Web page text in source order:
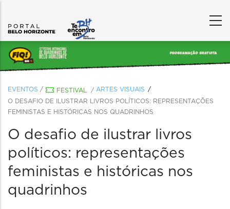
EVENTOS / FESTIVAL / ARTES VISUAIS
O DESAFIO DE ILUSTRAR LIVROS POLÍTICOS: REPRESENTAÇÕES
FEMINISTAS E HISTÓRICAS NOS QUADRINHOS
O desafio de ilustrar livros
políticos: representações
feministas e históricas nos
quadrinhos